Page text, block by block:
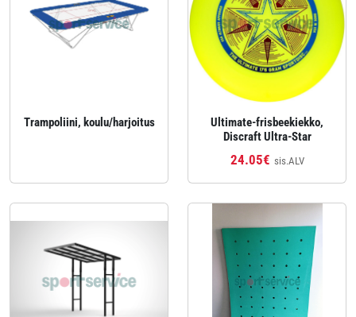
Trampoliini, koulu/harjoitus
Ultimate‑frisbeekiekko,
Discraft Ultra‑Star
24.05€ sis.ALV